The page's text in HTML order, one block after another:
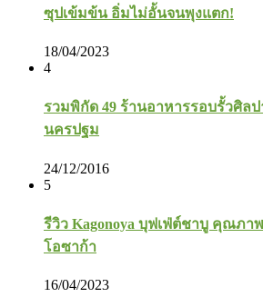
ซุปเข้มข้น อิ่มไม่อั้นจนพุงแตก!
18/04/2023
4
รวมพิกัด 49 ร้านอาหารรอบรั้วศิล
นครปฐม
24/12/2016
5
รีวิว Kagonoya บุฟเฟ่ต์ชาบู คุณภา
โอซาก้า
16/04/2023